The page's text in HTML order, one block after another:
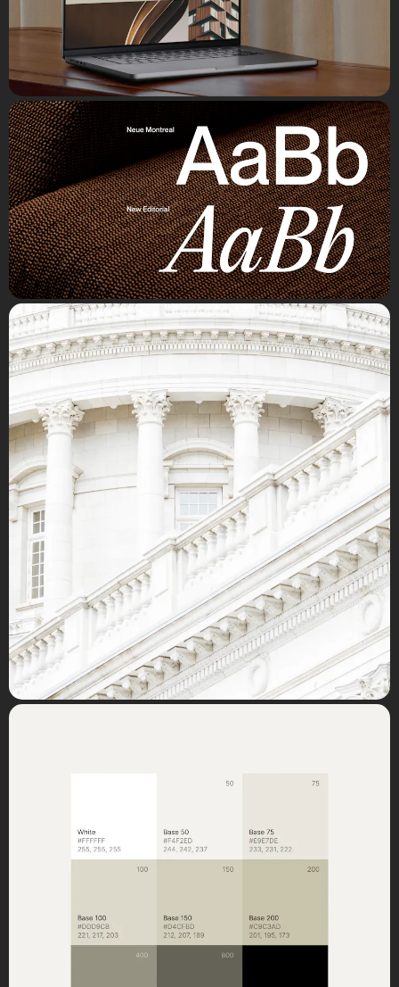
Med udgangspunkt i vores samarbejde med Augustinus
Fonden, blev vi kontaktet af Chr. Augustinus Fabrikker med
ønsket om en ny visuel identitet og et nyt website. Chr.
Augustinus Fabrikker oplevede udfordringer med deres
eksisterende website, der gjorde det svært at formidle deres
fortællinger og investeringer på en engagerende og
tidssvarende måde. Designet havde brug for et løft for bedre at
afspejle deres moderne og eksklusive profil. Navigationen var
uoverskuelig, og der var brug for en forenkling af brugerrejser på
tværs af sitet, så besøgende lettere kunne finde de vigtigste
informationer.
Løsning
Løsningen består af en ny visuel identitet og website, der
kombinerer eksklusivitet med en moderne og imødekommende
tilgang. Websitet er bygget i Sanity og designet med et intuitivt
layout, der sikrer, at brugerne kan finde relevant information
inden for maksimalt tre klik. Websitet har fået et mere levende
udtryk og trækker en tydelig linje mellem Chr. Augustinus
Fabrikker og Augustinus Fonden. Der er fokus på at fange
brugerens interesse og læse videre med bl.a. fremhævelsen af
cases, der er særligt relevante for potentielle investeringsemner
og samarbejdspartnere.
Et historiedrevet univers er skabt og designet for at drive trafik
og engagere besøgende gennem regelmæssige opdateringer.
Det giver Chr. Augustinus Fabrikker mulighed for at formidle
historier og opdateringer på vegne eller i samarbejde med deres
investeringer. Her integreres desuden Chr. Augustinus
Fabrikkers årsrapporter med anvendelsen af grafer og
oversigter, hvilket gør rapporten let tilgængelig og visuelt
tiltalende. Med et design inspireret af kundens kontormiljø
formidler websitet en følelse af eksklusivitet, som samtidig er
inviterende – en dualitet, der gør det muligt at inkludere brugerne i
virksomhedens historie og rolle i samfundet.
visuelle identitet og mere intuitive brugerrejse har ikke kun gjort
det lettere for besøgende at finde relevant information, men har
også skabt et bedre fundament for at skabe opmærksomhed
på en inspirerende måde og inviterer potentielle
investeringsemner til at blive en del af rejsen.